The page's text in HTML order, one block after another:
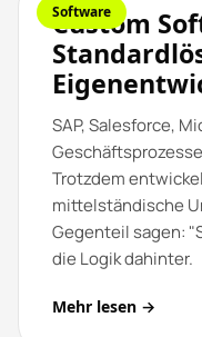
Software
Custom
SAP, Salesforce,
Trotzdem
mittelständische
Gegenteil sagen:
die Logik dahinter.
Mehr lesen →